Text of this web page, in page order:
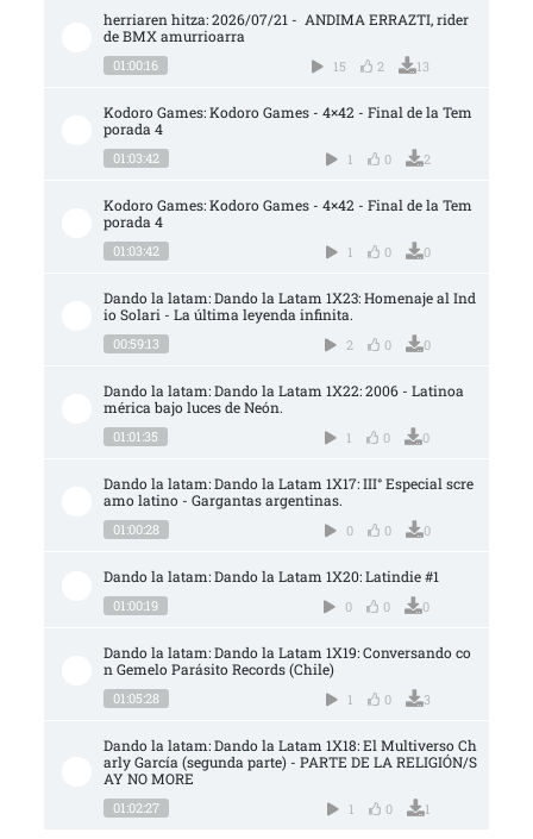
herriaren hitza: 2026/07/21 -  ANDIMA ERRAZTI, rider
de BMX amurrioarra
01:00:16 15 2 13
Kodoro Games: Kodoro Games - 4×42 - Final de la Tem
porada 4
01:03:42 1 0 2
Kodoro Games: Kodoro Games - 4×42 - Final de la Tem
porada 4
01:03:42 1 0 0
Dando la latam: Dando la Latam 1X23: Homenaje al Ind
io Solari - La última leyenda infinita.
00:59:13 2 0 0
Dando la latam: Dando la Latam 1X22: 2006 - Latinoa
mérica bajo luces de Neón.
01:01:35 1 0 0
Dando la latam: Dando la Latam 1X17: III° Especial scre
amo latino - Gargantas argentinas.
01:00:28 0 0 0
Dando la latam: Dando la Latam 1X20: Latindie #1
01:00:19 0 0 0
Dando la latam: Dando la Latam 1X19: Conversando co
n Gemelo Parásito Records (Chile)
01:05:28 1 0 3
Dando la latam: Dando la Latam 1X18: El Multiverso Ch
arly García (segunda parte) - PARTE DE LA RELIGIÓN/S
AY NO MORE
01:02:27 1 0 1